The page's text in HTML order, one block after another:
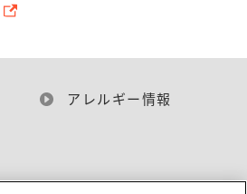
アレルギー情報